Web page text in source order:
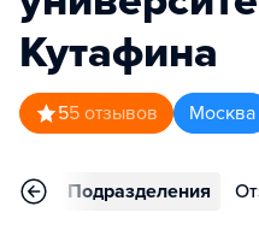
Кутафина
55 отзывов Москва
Подразделения